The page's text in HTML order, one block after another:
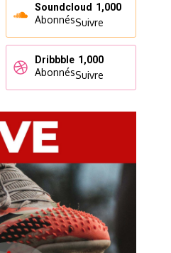
Soundcloud 1,000
AbonnésSuivre
Dribbble 1,000
AbonnésSuivre